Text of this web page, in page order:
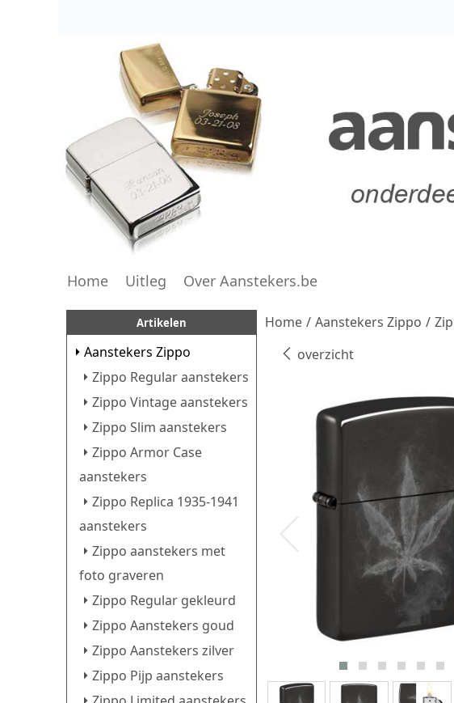
Home Uitleg Over Aanstekers.be
Artikelen
Aanstekers Zippo
Zippo Regular aanstekers
Zippo Vintage aanstekers
Zippo Slim aanstekers
Zippo Armor Case
aanstekers
Zippo Replica 1935-1941
aanstekers
Zippo aanstekers met
foto graveren
Zippo Regular gekleurd
Zippo Aanstekers goud
Zippo Aanstekers zilver
Zippo Pijp aanstekers
Home / Aanstekers Zippo /
overzicht